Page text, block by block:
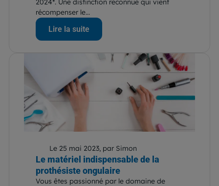
2024*. Une distinction reconnue qui vient
récompenser le...
Lire la suite
Le 25 mai 2023, par Simon
Le matériel indispensable de la
prothésiste ongulaire
Vous êtes passionné par le domaine de